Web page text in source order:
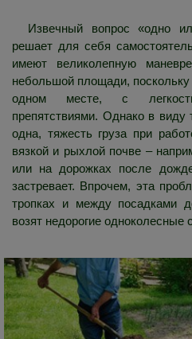
Извечный вопрос «одно
решает для себя
имеют великолепную
небольшой площади,
одном месте, с
препятствиями. Однако в виду
одна, тяжесть груза при
вязкой и рыхлой почве –
или на дорожках после
застревает. Впрочем, эта
тропках и между посадками
возят недорогие одноколесные